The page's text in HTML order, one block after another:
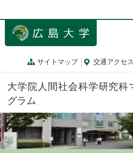
ン
サイトマップ 交通アクセス
大学院人間社会科学研究科
グラム